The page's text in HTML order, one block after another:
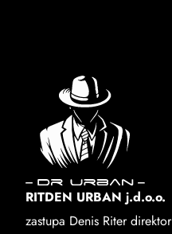
RITDEN URBAN j.d.o.o.
zastupa Denis Riter direktor